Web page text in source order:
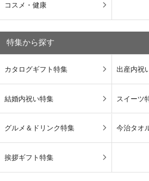
コスメ・健康
特集から探す
カタログギフト特集 出産内祝
結婚内祝い特集 スイーツ
グルメ＆ドリンク特集 今治タオ
挨拶ギフト特集